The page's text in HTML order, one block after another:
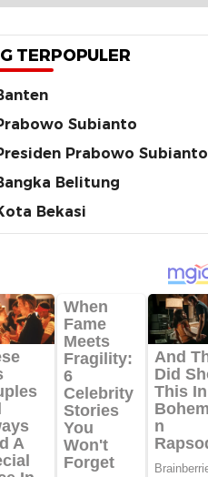
TERPOPULER
Subianto
Prabowo Subianto
Belitung
Bekasi